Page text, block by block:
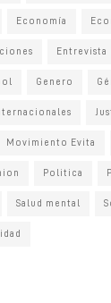
Economía
Entrevista
Genero
Movimiento Evita
Politica
Salud mental